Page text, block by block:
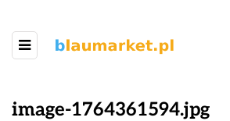
image-1764361594.jpg